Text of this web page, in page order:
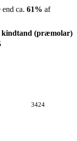
end ca. 61% af
kindtand (præmolar)
3424